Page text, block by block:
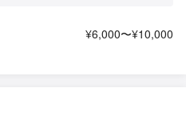
¥6,000〜¥10,000